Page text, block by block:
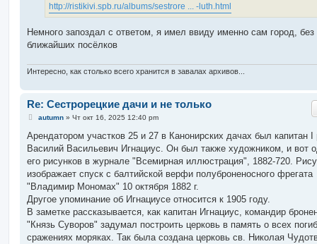
http://ristikivi.spb.ru/albums/sestrore ... -luth.html
Немного запоздал с ответом, я имел ввиду именно сам город, без
ближайших посёлков
Интересно, как столько всего хранится в завалах архивов...
Re: Сестрорецкие дачи и не только
С
о
щ
е
и
е
autumn» Чт окт 16, 2025 12:40 pm
Арендатором участков 25 и 27 в Канонирских дачах был капитан I
Василий Васильевич Игнациус. Он был также художником, и вот
его рисунков в журнале "Всемирная иллюстрация", 1882-720.
изображает спуск с балтийской верфи полуброненосного фрегата
"Владимир Мономах" 10 октября 1882 г.
Другое упоминание об Игнациусе относится к 1905 году.
В заметке рассказывается, как капитан Игнациус, командир
"Князь Суворов" задумал построить церковь в память о всех
сражениях моряках. Так была создана церковь св. Николая